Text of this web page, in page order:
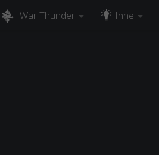
War Thunder Inne